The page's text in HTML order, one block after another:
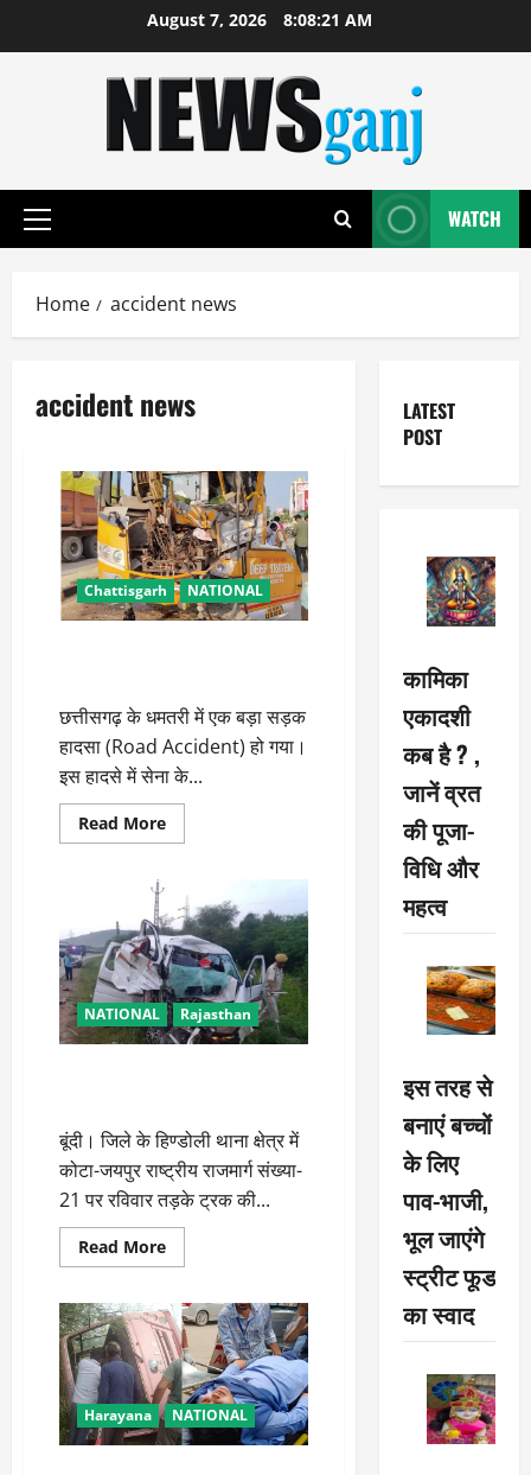
August 7, 2026 8:08:21 AM
Primary
WATCH
Home accident news
accident news
Chattisgarh NATIONAL
छत्तीसगढ़ के धमतरी में एक बड़ा सड़क
हादसा (Road Accident) हो गया।
इस हादसे में सेना के...
Read MoreRead
more
की
गाड़ी
को
ट्रक
ने
मारी
टक्कर,
15
जवान
NATIONAL Rajasthan
बूंदी। जिले के हिण्डोली थाना क्षेत्र में
कोटा-जयपुर राष्ट्रीय राजमार्ग संख्या-
21 पर रविवार तड़के ट्रक की...
Read MoreRead
more
से
भरे
हुए
डंपर
ने
कार
को
कुचला,
6
Harayana NATIONAL
LATEST
POST
कामिका
एकादशी
कब है ? ,
जानें व्रत
की पूजा-
विधि और
महत्व
इस तरह से
बनाएं बच्चों
के लिए
पाव-भाजी,
भूल जाएंगे
स्ट्रीट फूड
का स्वाद